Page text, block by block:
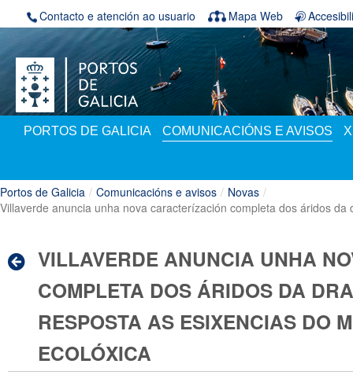
Volver ao contido
Contacto e atención ao usuario Mapa Web
PORTOS DE GALICIA COMUNICACIÓNS E AVISOS
Portos de Galicia / Comunicacións e avisos / Novas /
Villaverde anuncia unha nova caracterízación completa dos áridos
VILLAVERDE ANUNCIA UNHA
COMPLETA DOS ÁRIDOS DA
RESPOSTA AS ESIXENCIAS DO
ECOLÓXICA